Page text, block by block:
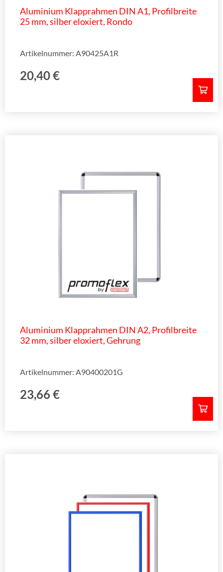
Aluminium Klapprahmen DIN A1, Profilbreite
25 mm, silber eloxiert, Rondo
20,40€
Artikelnummer: A90425A1R
Aluminium Klapprahmen DIN A2, Profilbreite
32 mm, silber eloxiert, Gehrung
23,66 €
Artikelnummer: A90400201G